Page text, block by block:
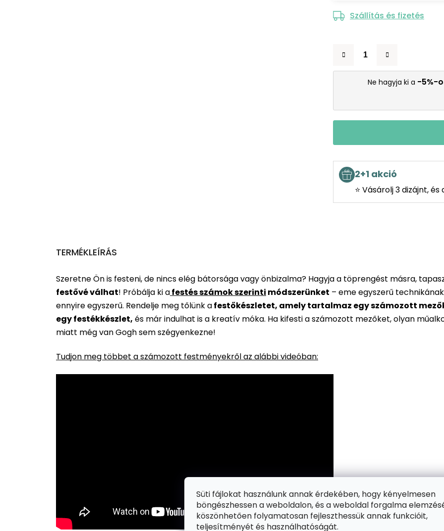
Süti fájlokat használunk annak érdekében, hogy kényelmesen
böngészhessen a weboldalon, és a weboldal forgalma
köszönhetően folyamatosan fejleszthessük annak funkcióit,
teljesítményét és használhatóságát.
Szállítás és fizetés
Ne hagyja ki a -5%-
2+1 akció
⭐ Vásárolj 3 dizájnt,
TERMÉKLEÍRÁS
Szeretne Ön is festeni, de nincs elég bátorsága vagy önbizalma? Hagyja a töprengést másra,
festővé válhat! Próbálja ki afestés számok szerinti módszerünket – eme egyszerű
ennyire egyszerű. Rendelje meg tőlünk afestőkészletet, amely tartalmaz egy számozott
egy festékkészlet, és már indulhat is a kreatív móka. Ha kifesti a számozott mezőket, olyan
miatt még van Gogh sem szégyenkezne!
Tudjon meg többet a számozott festményekről az alábbi videóban: